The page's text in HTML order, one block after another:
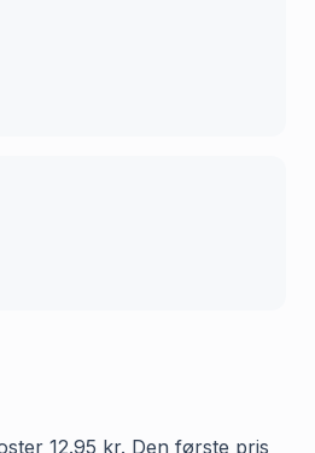
12.95 kr. Den første pris